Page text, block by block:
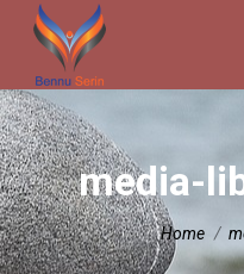
media-
Je bent
Home